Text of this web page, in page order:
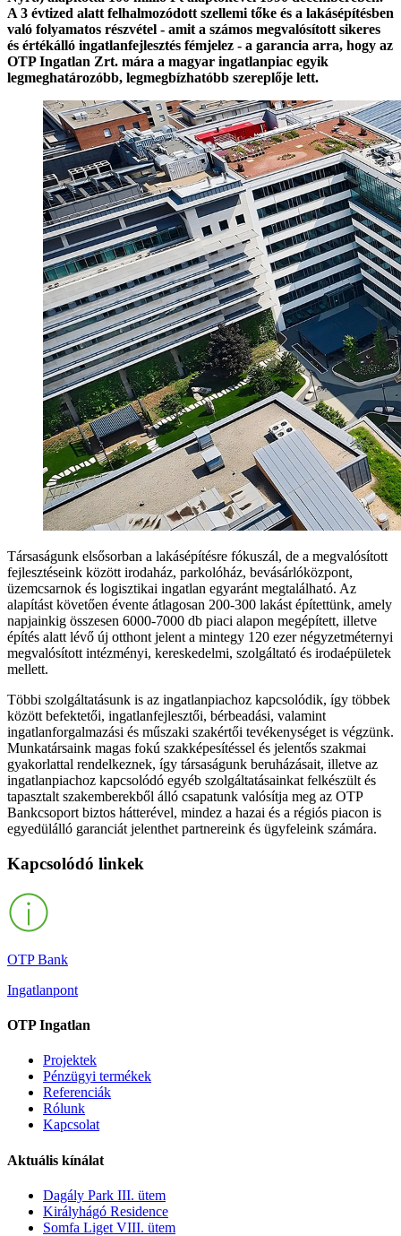
A 3 évtized alatt felhalmozódott szellemi tőke és a lakásépítésben
való folyamatos részvétel - amit a számos megvalósított sikeres
és értékálló ingatlanfejlesztés fémjelez - a garancia arra, hogy az
OTP Ingatlan Zrt. mára a magyar ingatlanpiac egyik
legmeghatározóbb, legmegbízhatóbb szereplője lett.
Társaságunk elsősorban a lakásépítésre fókuszál, de a megvalósított
fejlesztéseink között irodaház, parkolóház, bevásárlóközpont,
üzemcsarnok és logisztikai ingatlan egyaránt megtalálható. Az
alapítást követően évente átlagosan 200-300 lakást építettünk, amely
napjainkig összesen 6000-7000 db piaci alapon megépített, illetve
építés alatt lévő új otthont jelent a mintegy 120 ezer négyzetméternyi
megvalósított intézményi, kereskedelmi, szolgáltató és irodaépületek
mellett.
Többi szolgáltatásunk is az ingatlanpiachoz kapcsolódik, így többek
között befektetői, ingatlanfejlesztői, bérbeadási, valamint
ingatlanforgalmazási és műszaki szakértői tevékenységet is végzünk.
Munkatársaink magas fokú szakképesítéssel és jelentős szakmai
gyakorlattal rendelkeznek, így társaságunk beruházásait, illetve az
ingatlanpiachoz kapcsolódó egyéb szolgáltatásainkat felkészült és
tapasztalt szakemberekből álló csapatunk valósítja meg az OTP
Bankcsoport biztos hátterével, mindez a hazai és a régiós piacon is
egyedülálló garanciát jelenthet partnereink és ügyfeleink számára.
Kapcsolódó linkek
OTP Bank
Ingatlanpont
OTP Ingatlan
Projektek
Pénzügyi termékek
Referenciák
Rólunk
Kapcsolat
Aktuális kínálat
Dagály Park III. ütem
Királyhágó Residence
Somfa Liget VIII. ütem